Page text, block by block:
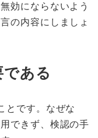
効にならないよう
の内容にしましょ
ある
とです。なぜな
できず、検認の手